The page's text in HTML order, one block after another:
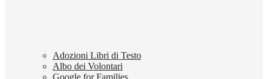
Adozioni Libri di Testo
Albo dei Volontari